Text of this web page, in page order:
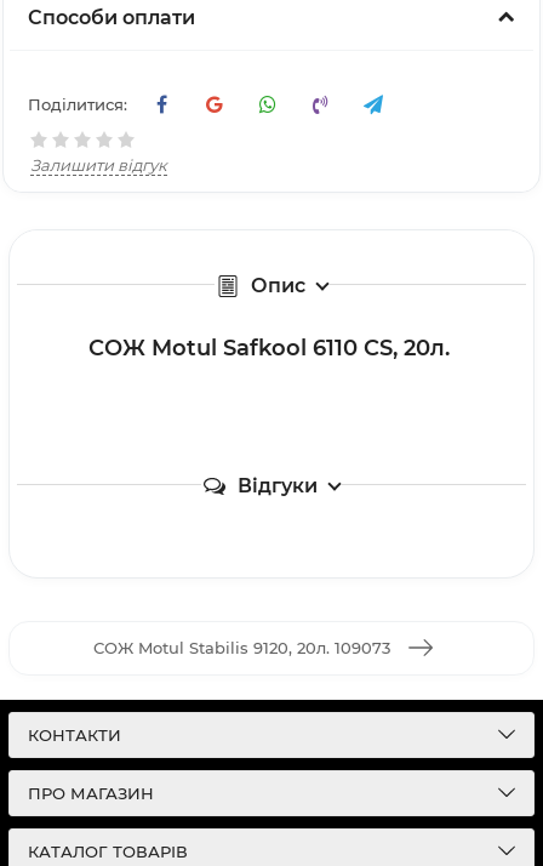
Способи оплати
Поділитися:
Залишити відгук
Опис
СОЖ Motul Safkool 6110 CS, 20л.
Відгуки
СОЖ Motul Stabilis 9120, 20л. 109073
КОНТАКТИ
ПРО МАГАЗИН
КАТАЛОГ ТОВАРІВ